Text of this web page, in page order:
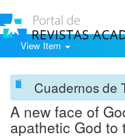
View Item
Cuadernos de
A new face of
apathetic God to